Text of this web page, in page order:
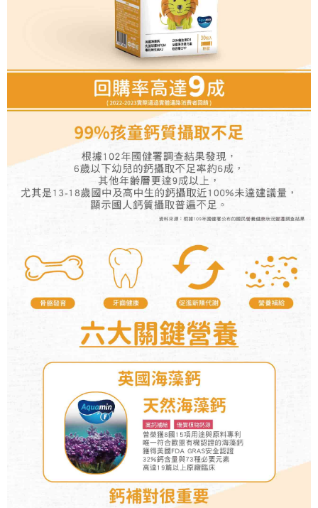
５．嚴禁一人註冊多個帳號或使用他人資訊註冊。若發現惡意使用之情形，
恩沛科技股份有限公司將有權停止該用戶之使用額度並採取法律行動。